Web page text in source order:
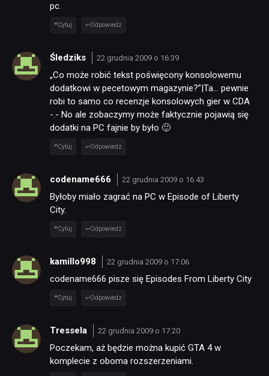
pc.
Cytuj Odpowiedz
Śledziks 22 grudnia 2009 o 16:39
„Co może robić tekst poświęcony konsolowemu
dodatkowi w pecetowym magazynie?”|Ta… pewnie
robi to samo co recenzje konsolowych gier w CDA
-.- No ale zobaczymy może faktycznie pojawią się
dodatki na PC fajnie by było 🙂
Cytuj Odpowiedz
codename666 22 grudnia 2009 o 16:43
Byłoby miało zagrać na PC w Episode of Liberty
City.
Cytuj Odpowiedz
kamillo998 22 grudnia 2009 o 17:06
codename666 pisze się Episodes From Liberty City
Cytuj Odpowiedz
Tressela 22 grudnia 2009 o 17:20
Poczekam, aż będzie można kupić GTA 4 w
komplecie z oboma rozszerzeniami.